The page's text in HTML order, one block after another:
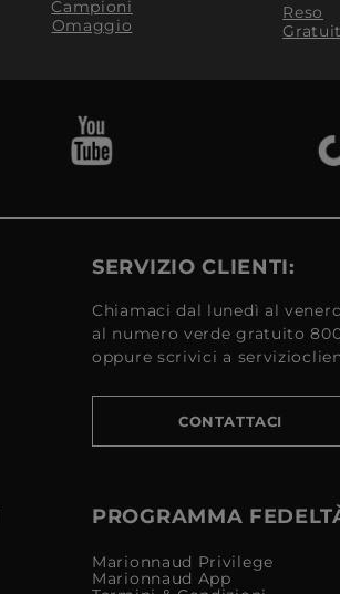
Campioni
Omaggio
Reso
SERVIZIO CLIENTI:
Chiamaci dal lunedì al
al numero verde gratuito
oppure scrivici a
CONTATTACI
PROGRAMMA
Marionnaud Privilege
Marionnaud App